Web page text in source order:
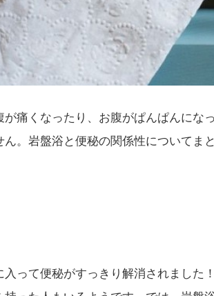
が痛くなったり、お腹がぱんぱんにな
ん。岩盤浴と便秘の関係性についてま
入って便秘がすっきり解消されました